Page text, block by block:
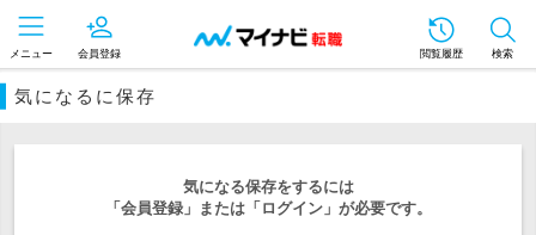
メニュー 会員登録 閲覧履歴 検索
気になるに保存
気になる保存をするには
「会員登録」または「ログイン」が必要です。